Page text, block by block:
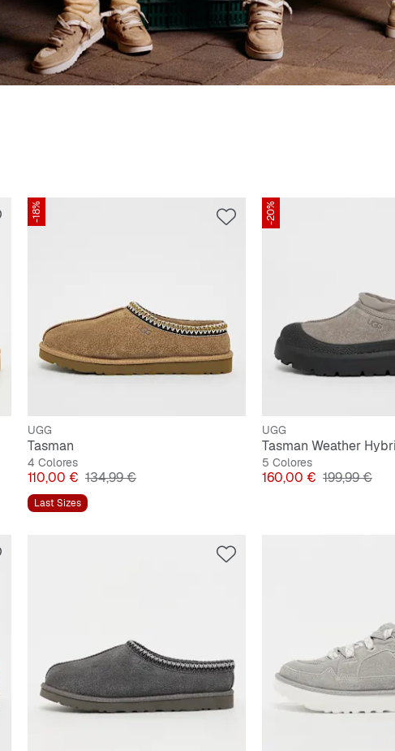
-18%
UGG
Tasman
4 Colores
Precio
110,00 € Precio original
134,99 €
Last Sizes
-20%
UGG
Tasman Weather
5 Colores
Precio
160,00 € Precio
199,99 €